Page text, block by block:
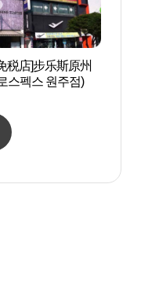
税店]步乐斯原州
스펙스 원주점)